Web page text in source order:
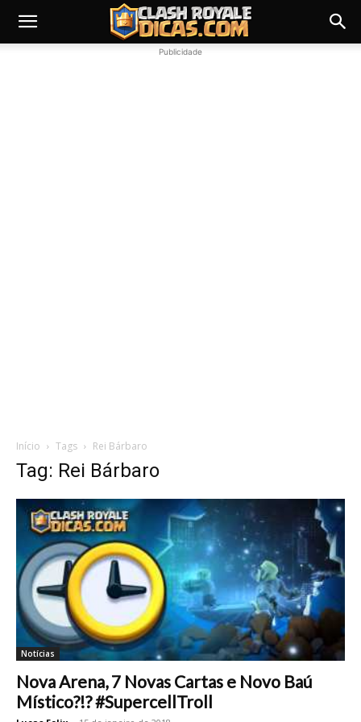
Publicidade
Início Tags Rei Bárbaro
Tag: Rei Bárbaro
Notícias
Nova Arena, 7 Novas Cartas e Novo Baú
Místico?!? #SupercellTroll